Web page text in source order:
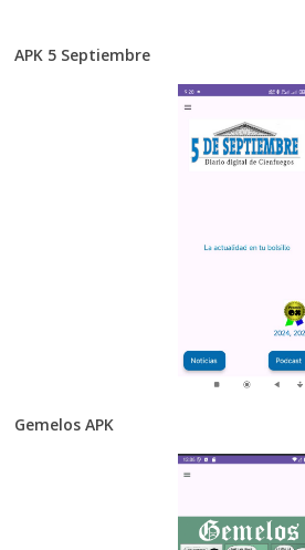
APK 5 Septiembre
Gemelos APK